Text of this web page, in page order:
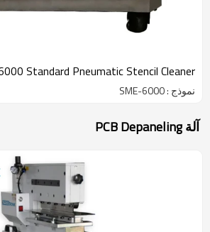
Standard Pneumatic Stencil Cleaner
نموذج : SME-6000
آلة PCB Depaneling